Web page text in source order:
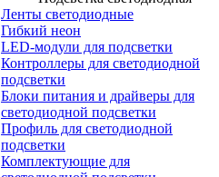
Ленты светодиодные
Гибкий неон
LED-модули для подсветки
Контроллеры для светодиодной
подсветки
Блоки питания и драйверы для
светодиодной подсветки
Профиль для светодиодной
подсветки
Комплектующие для